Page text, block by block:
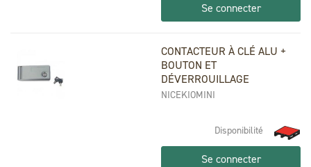
Se connecter
CONTACTEUR À CLÉ ALU +
BOUTON ET
DÉVERROUILLAGE
NICEKIOMINI
Disponibilité
Se connecter